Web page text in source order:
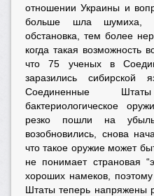
отношении Украины и
больше шла шумиха,
обстановка, тем более
когда такая возможность
что 75 ученых в
заразились
Соединенные
бактериологическое
резко пошли на
возобновились, снова
что такое оружие может
не понимает страновая
хороших намеков,
Штаты теперь напряжены